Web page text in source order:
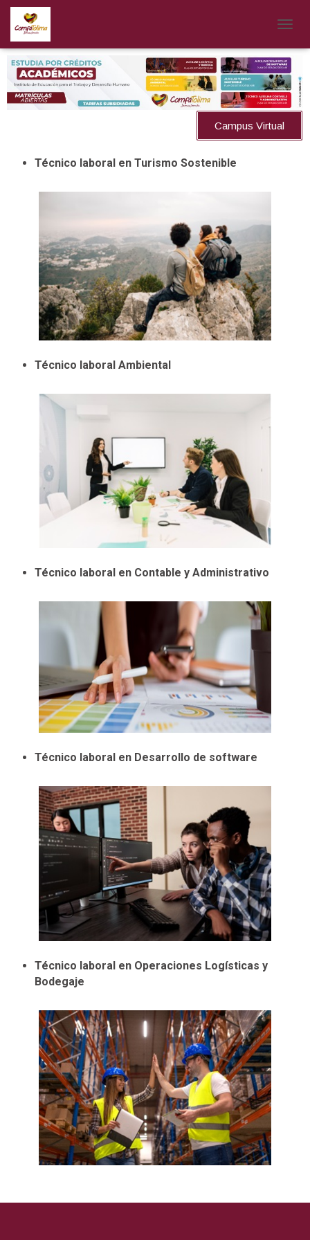
Campus Virtual
Técnico laboral en Turismo Sostenible
Técnico laboral Ambiental
Técnico laboral en Contable y Administrativo
Técnico laboral en Desarrollo de software
Técnico laboral en Operaciones Logísticas y
Bodegaje